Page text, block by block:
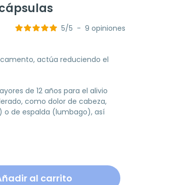
5/5 - 9 opiniones
actúa reduciendo el
de 12 años para el alivio
como dolor de cabeza,
de espalda (lumbago), así
al carrito